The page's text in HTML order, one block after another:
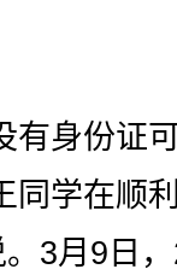
身份证
同学在顺
3月9日